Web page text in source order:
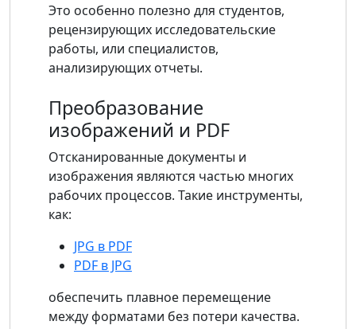
Это особенно полезно для студентов,
рецензирующих исследовательские
работы, или специалистов,
анализирующих отчеты.
Преобразование
изображений и PDF
Отсканированные документы и
изображения являются частью многих
рабочих процессов. Такие инструменты,
как:
JPG в PDF
PDF в JPG
обеспечить плавное перемещение
между форматами без потери качества.